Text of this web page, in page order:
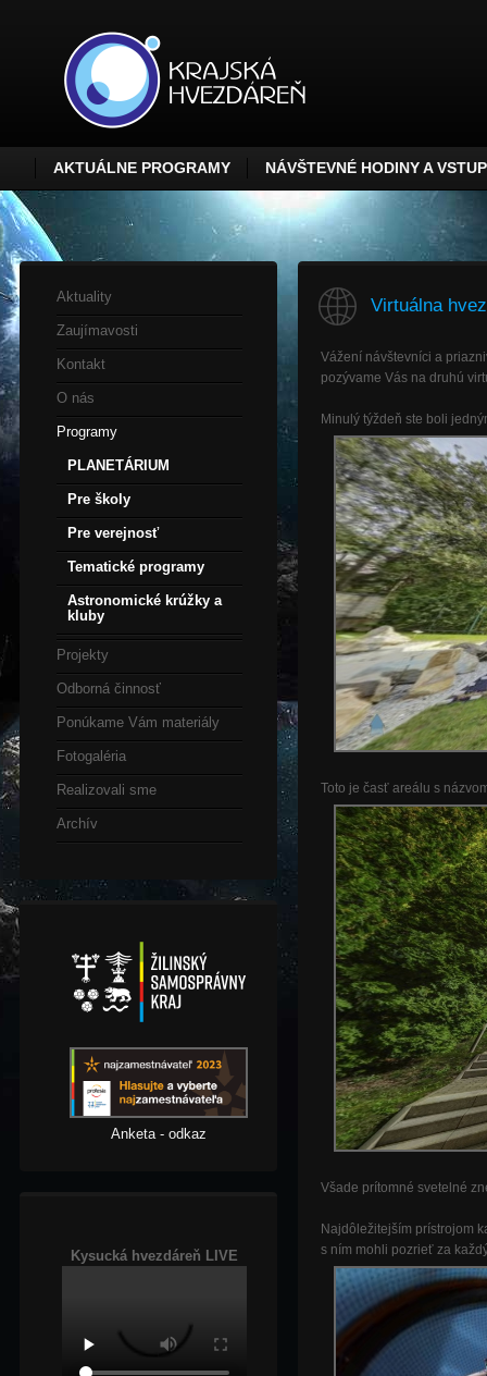
AKTUÁLNE PROGRAMY NÁVŠTEVNÉ HODINY A
Aktuality
Zaujímavosti
Kontakt
O nás
Programy
PLANETÁRIUM
Pre školy
Pre verejnosť
Tematické programy
Astronomické krúžky a
kluby
Projekty
Odborná činnosť
Ponúkame Vám materiály
Fotogaléria
Realizovali sme
Archív
Anketa - odkaz
Kysucká hvezdáreň LIVE
Virtuálna
Vážení návštevníci a
pozývame Vás na druhú
Minulý týždeň ste boli
Toto je časť areálu s
Všade prítomné svetelné
Najdôležitejším prístrojom
s ním mohli pozrieť za